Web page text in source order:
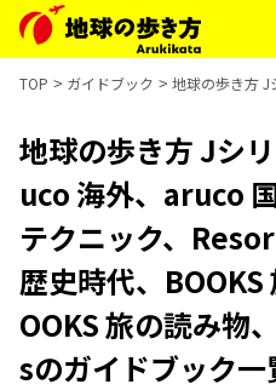
TOP ガイドブック 地球の歩き方 J
地球の歩き方 Jシ
uco 海外、aruco
テクニック、
歴史時代、
OOKS 旅の読み物
sのガイドブック一